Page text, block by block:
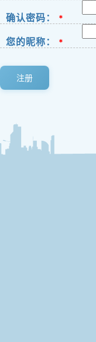
确认密码： *
您的昵称： *
注册